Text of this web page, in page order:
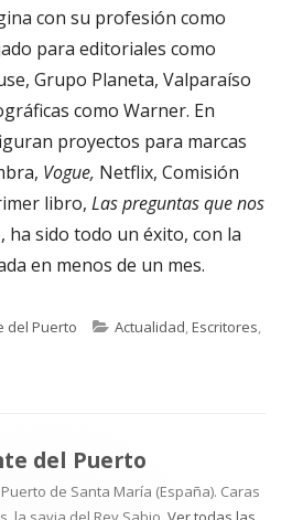
con su profesión como
para editoriales como
Grupo Planeta, Valparaíso
como Warner. En
proyectos para marcas
Vogue, Netflix, Comisión
libro, Las preguntas que nos
ha sido todo un éxito, con la
en menos de un mes.
del Puerto Categorías
Actualidad,Escritores,
del Puerto
de Santa María (España). Caras